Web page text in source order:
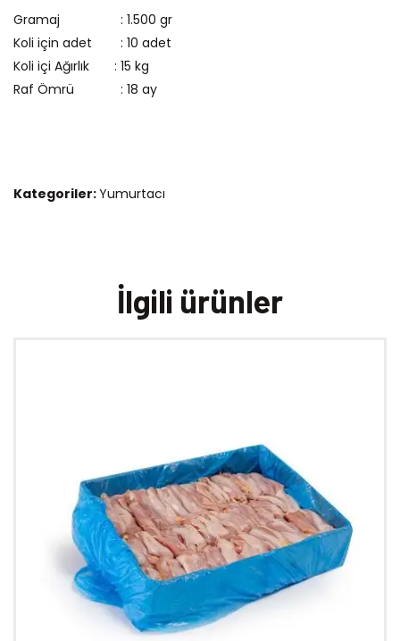
Gramaj : 1.500 gr
Koli için adet : 10 adet
Koli içi Ağırlık : 15 kg
Raf Ömrü : 18 ay
Kategoriler:Yumurtacı
İlgili ürünler